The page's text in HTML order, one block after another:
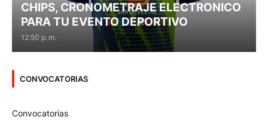
CHIPS, CRONOMETRAJE ELECTRONICO
PARA TU EVENTO DEPORTIVO
12:50 p. m.
CONVOCATORIAS
Convocatorias